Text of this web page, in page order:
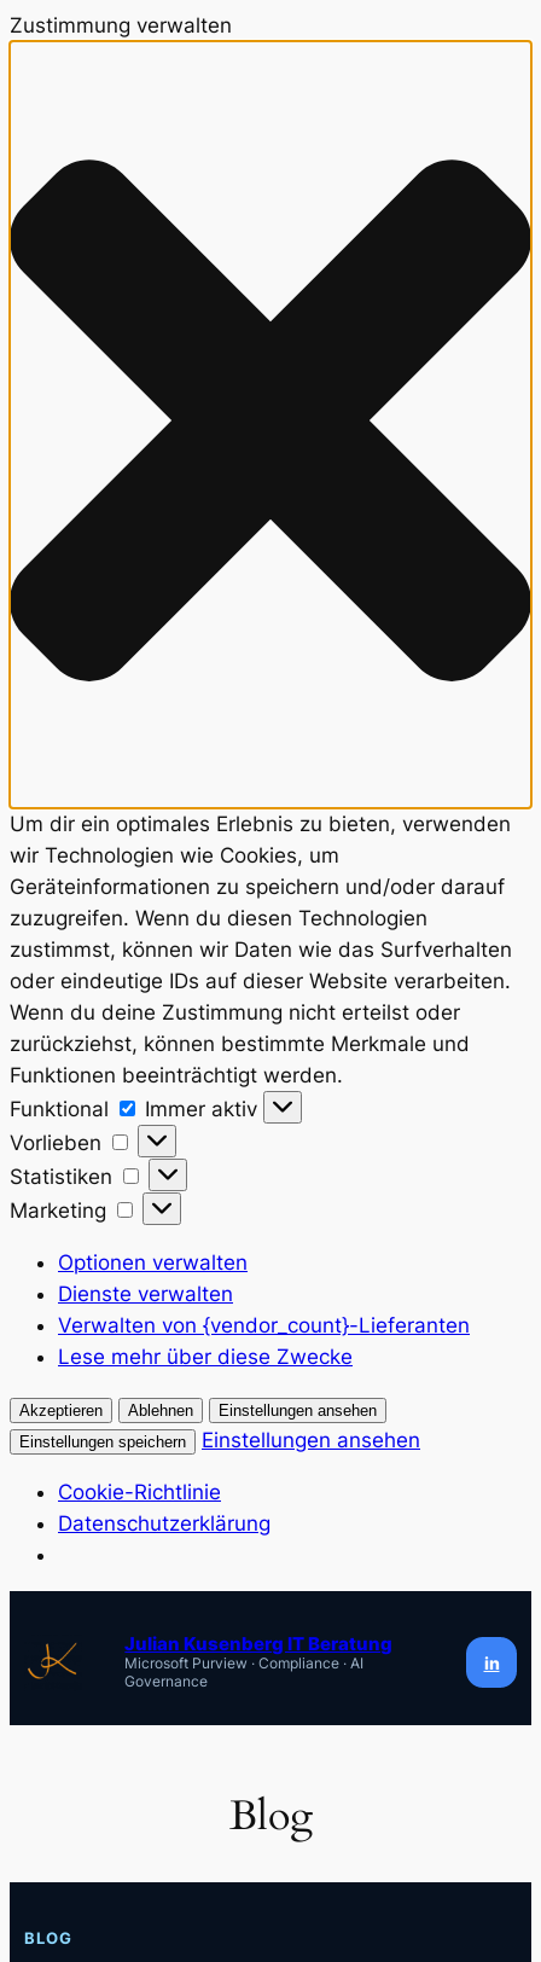
Zustimmung verwalten
Um dir ein optimales Erlebnis zu bieten, verwenden
wir Technologien wie Cookies, um
Geräteinformationen zu speichern und/oder darauf
zuzugreifen. Wenn du diesen Technologien
zustimmst, können wir Daten wie das Surfverhalten
oder eindeutige IDs auf dieser Website verarbeiten.
Wenn du deine Zustimmung nicht erteilst oder
zurückziehst, können bestimmte Merkmale und
Funktionen beeinträchtigt werden.
Funktional
Funktional
Immer aktiv
Vorlieben
Vorlieben
Statistiken
Statistiken
Marketing
Marketing
Optionen verwalten
Dienste verwalten
Verwalten von {vendor_count}-Lieferanten
Lese mehr über diese Zwecke
Akzeptieren Ablehnen
Einstellungen ansehen
Einstellungen speichern
Einstellungen ansehen
Cookie-Richtlinie
Datenschutzerklärung
springen
Julian Kusenberg IT Beratung
Microsoft Purview · Compliance · AI
Governance
in
Blog
BLOG